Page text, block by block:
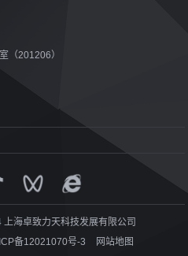
采
级
疑
合作伙伴
（201206）
海卓致力天科技发展有限公司
备12021070号-3 网站地图